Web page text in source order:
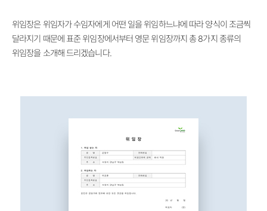
위임장은 위임자가 수임자에게 어떤 일을 위임하느냐에 따라 양식이 조금씩
달라지기 때문에 표준 위임장에서부터 영문 위임장까지 총 8가지 종류의
위임장을 소개해 드리겠습니다.